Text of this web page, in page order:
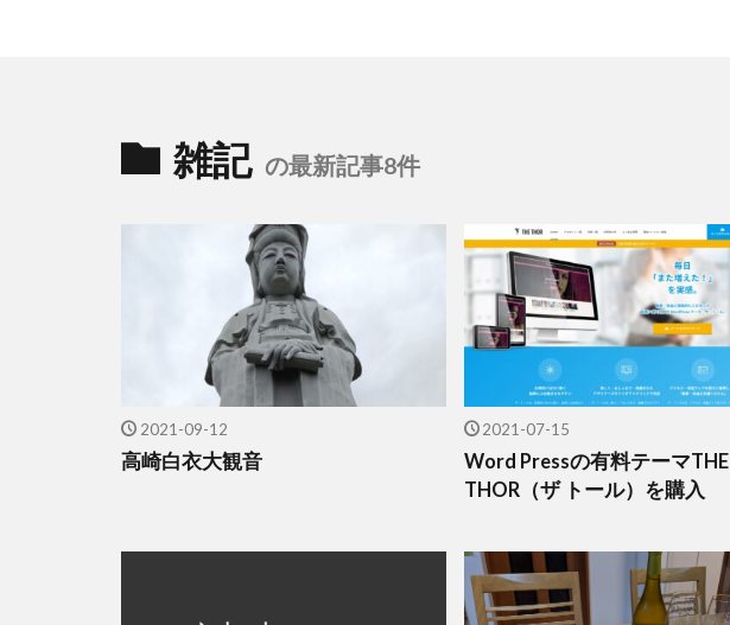
雑記 の最新記事8件
2021-09-12
高崎白衣大観音
2021-07-15
Word Pressの有料テーマTHE
THOR（ザ トール）を購入